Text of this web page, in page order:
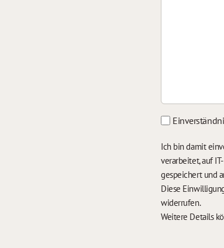
Ich bin damit
verarbeitet, auf
gespeichert und
Diese
widerrufen.
Weitere Details